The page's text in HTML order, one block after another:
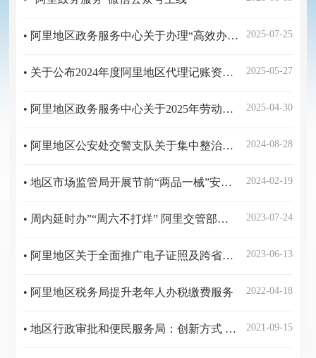
2025-07-25
• 阿里地区政务服务中心关于办理“高效办成一件事”的公告
2025-05-27
• 关于公布2024年度阿里地区代理记账资格备案登记机构名单的公告
2025-04-30
• 阿里地区政务服务中心关于2025年劳动节期间继续办理边境通行证的通告
2024-08-28
• 阿里地区公安处交警支队关于集中整治公安交管业务非法中介的公告
2024-02-19
• 地区市场监管局开展节前“两品一械”安全隐患排查工作
2023-07-24
• 周内延时办”“周六不打烊” 阿里交管部门提供优质服务满足群众需求
2023-06-13
• 阿里地区关于全面推广电子证照及跨省通办的公告
2022-04-18
• 阿里地区税务局提升老年人办税缴费服务
2021-09-15
• 地区行政审批和便民服务局：创新方式 提升效能 把实事办到百姓心坎上